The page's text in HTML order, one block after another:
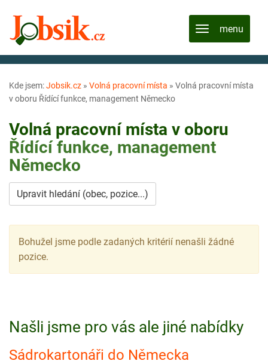
Kde jsem:Jobsik.cz » Volná pracovní místa » Volná pracovní místa
v oboru Řídící funkce, management Německo
Volná pracovní místa v oboru
Řídící funkce, management
Německo
Upravit hledání (obec, pozice...)
Bohužel jsme podle zadaných kritérií nenašli žádné
pozice.
Našli jsme pro vás ale jiné nabídky
Sádrokartonáři do Německa